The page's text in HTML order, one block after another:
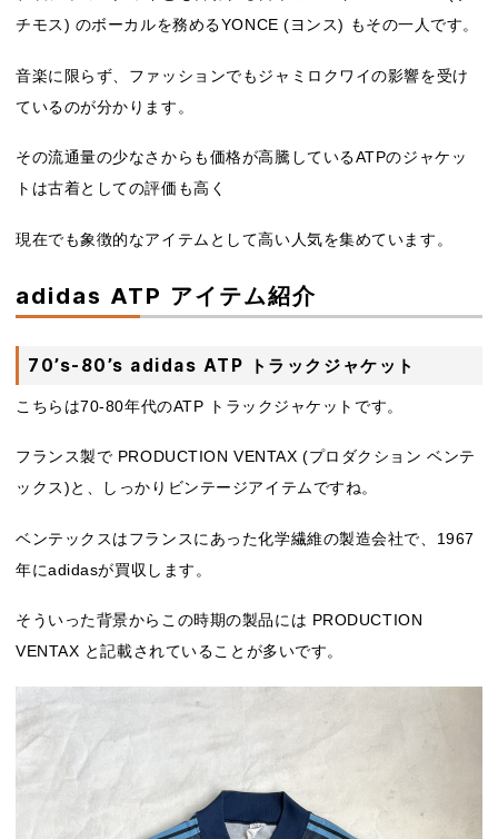
チモス) のボーカルを務めるYONCE (ヨンス) もその一人です。
音楽に限らず、ファッションでもジャミロクワイの影響を受け
ているのが分かります。
その流通量の少なさからも価格が高騰しているATPのジャケッ
トは古着としての評価も高く
現在でも象徴的なアイテムとして高い人気を集めています。
adidas ATP アイテム紹介
70’s-80’s adidas ATP トラックジャケット
こちらは70-80年代のATP トラックジャケットです。
フランス製で PRODUCTION VENTAX (プロダクション ベンテ
ックス)と、しっかりビンテージアイテムですね。
ベンテックスはフランスにあった化学繊維の製造会社で、1967
年にadidasが買収します。
そういった背景からこの時期の製品には PRODUCTION
VENTAX と記載されていることが多いです。